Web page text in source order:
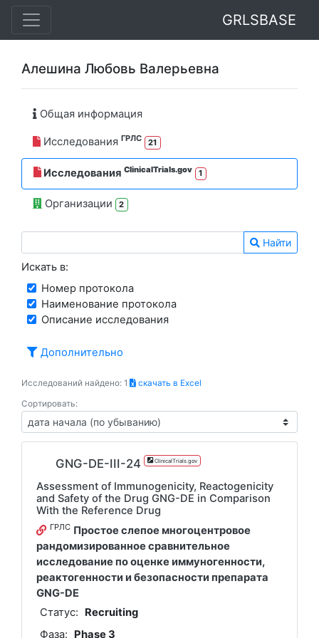
GRLSBASE
Алешина Любовь Валерьевна
Общая информация
Исследования ГРЛС 21
Исследования ClinicalTrials.gov 1
Организации 2
Найти
Искать в:
Номер протокола
Наименование протокола
Описание исследования
Дополнительно
Исследований найдено: 1 скачать в Excel
Сортировать:
GNG-DE-III-24 ClinicalTrials.gov
Assessment of Immunogenicity, Reactogenicity
and Safety of the Drug GNG-DE in Comparison
With the Reference Drug
ГРЛС Простое слепое многоцентровое
рандомизированное сравнительное
исследование по оценке иммуногенности,
реактогенности и безопасности препарата
GNG-DE
Статус:
Recruiting
Фаза:
Phase 3